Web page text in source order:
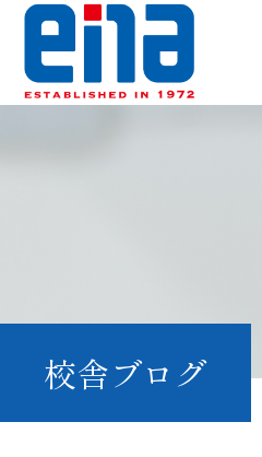
校舎ブログ